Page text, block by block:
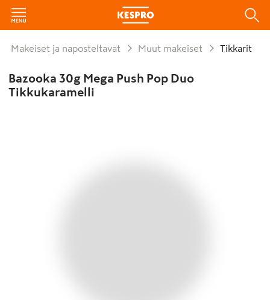
Makeiset ja naposteltavat Muut makeiset Tikkarit
Bazooka 30g Mega Push Pop Duo
Tikkukaramelli